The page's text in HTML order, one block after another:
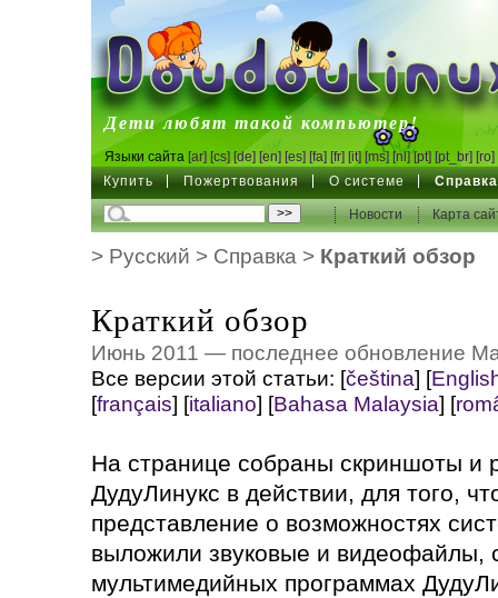
DoudouLinux
Дети любят такой компьютер!
Языки сайта [ar] [cs] [de] [en] [es] [fa] [fr] [it] [ms] [nl] [pt] [pt_br] [ro]
Купить Пожертвования О системе Справка
Новости Карта
> Русский > Справка > Краткий обзор
Краткий обзор
Июнь 2011 — последнее обновление
Все версии этой статьи: [čeština] [
[français] [italiano] [Bahasa Malaysia] [
На странице собраны скриншоты и
ДудуЛинукс в действии, для того,
представление о возможностях
выложили звуковые и видеофайлы,
мультимедийных программах